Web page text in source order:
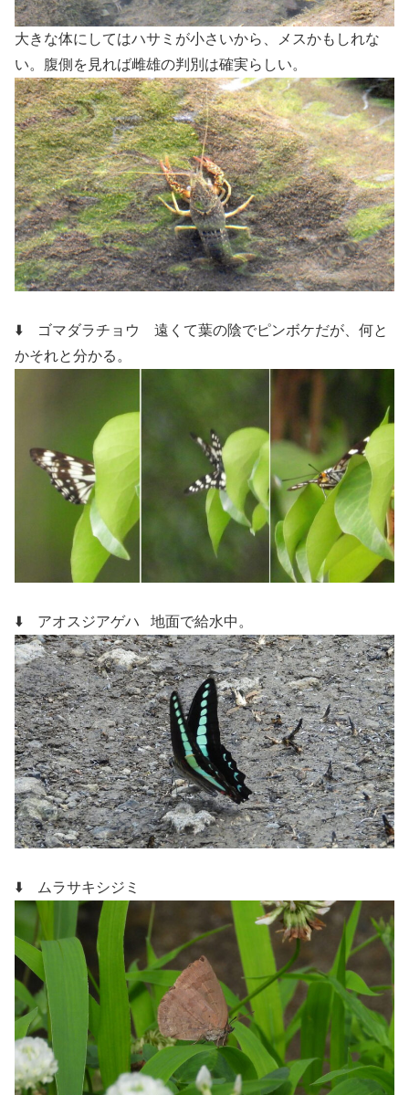
大きな体にしてはハサミが小さいから、メスかもしれな
い。腹側を見れば雌雄の判別は確実らしい。
⬇️ ゴマダラチョウ 遠くて葉の陰でピンボケだが、何と
かそれと分かる。
⬇️ アオスジアゲハ 地面で給水中。
⬇️ ムラサキシジミ